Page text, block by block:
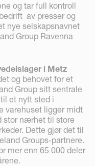
og tar full kontroll
av presser og
nye selskapsnavnet
Group Ravenna
i Metz
og behovet for et
Group sitt sentrale
et nytt sted i
varehuset ligger midt
stor nærhet til store
Dette gjør det til
Groups-partnere.
mer enn 65 000 deler